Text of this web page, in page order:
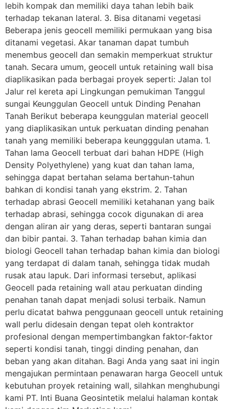
lebih kompak dan memiliki daya tahan lebih baik
terhadap tekanan lateral. 3. Bisa ditanami vegetasi
Beberapa jenis geocell memiliki permukaan yang bisa
ditanami vegetasi. Akar tanaman dapat tumbuh
menembus geocell dan semakin memperkuat struktur
tanah. Secara umum, geocell untuk retaining wall bisa
diaplikasikan pada berbagai proyek seperti: Jalan tol
Jalur rel kereta api Lingkungan pemukiman Tanggul
sungai Keunggulan Geocell untuk Dinding Penahan
Tanah Berikut beberapa keunggulan material geocell
yang diaplikasikan untuk perkuatan dinding penahan
tanah yang memiliki beberapa keungggulan utama. 1.
Tahan lama Geocell terbuat dari bahan HDPE (High
Density Polyethylene) yang kuat dan tahan lama,
sehingga dapat bertahan selama bertahun-tahun
bahkan di kondisi tanah yang ekstrim. 2. Tahan
terhadap abrasi Geocell memiliki ketahanan yang baik
terhadap abrasi, sehingga cocok digunakan di area
dengan aliran air yang deras, seperti bantaran sungai
dan bibir pantai. 3. Tahan terhadap bahan kimia dan
biologi Geocell tahan terhadap bahan kimia dan biologi
yang terdapat di dalam tanah, sehingga tidak mudah
rusak atau lapuk. Dari informasi tersebut, aplikasi
Geocell pada retaining wall atau perkuatan dinding
penahan tanah dapat menjadi solusi terbaik. Namun
perlu dicatat bahwa penggunaan geocell untuk retaining
wall perlu didesain dengan tepat oleh kontraktor
profesional dengan mempertimbangkan faktor-faktor
seperti kondisi tanah, tinggi dinding penahan, dan
beban yang akan ditahan. Bagi Anda yang saat ini ingin
mengajukan permintaan penawaran harga Geocell untuk
kebutuhan proyek retaining wall, silahkan menghubungi
kami PT. Inti Buana Geosintetik melalui halaman kontak